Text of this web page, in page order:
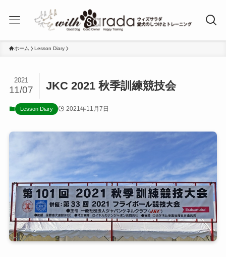
ホーム Lesson Diary
JKC 2021 秋季訓練競技会
2021
11/07
Lesson Diary 2021年11月7日